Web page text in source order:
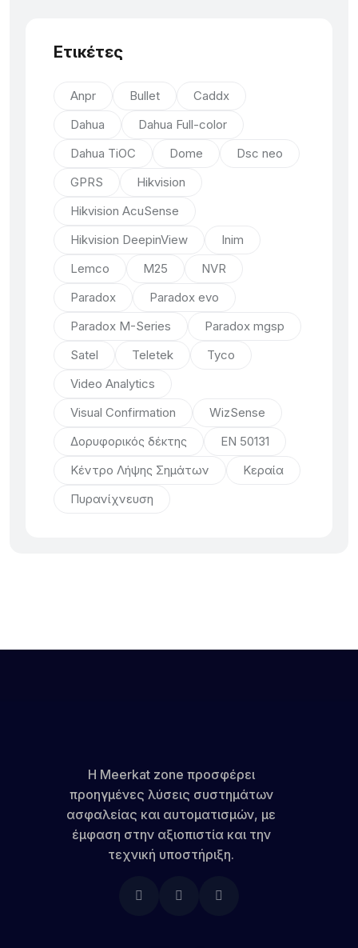
Ετικέτες
Anpr Bullet
Caddx
Dahua
Dahua Full-color
Dahua TiOC
Dome
Dsc neo
GPRS
Hikvision
Hikvision AcuSense
Hikvision DeepinView
Inim
Lemco
M25
NVR
Paradox
Paradox evo
Paradox M-Series
Paradox mgsp
Satel
Teletek
Tyco
Video Analytics
Visual Confirmation
WizSense
Δορυφορικός δέκτης
ΕΝ 50131
Κέντρο Λήψης Σημάτων
Κεραία
Πυρανίχνευση
Η Meerkat zone προσφέρει
προηγμένες λύσεις συστημάτων
ασφαλείας και αυτοματισμών, με
έμφαση στην αξιοπιστία και την
τεχνική υποστήριξη.